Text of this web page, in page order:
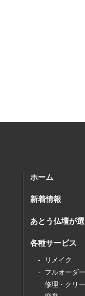
ホーム
新着情報
あとう仏壇が
各種サービス
リメイク
フルオーダー
修理・クリ